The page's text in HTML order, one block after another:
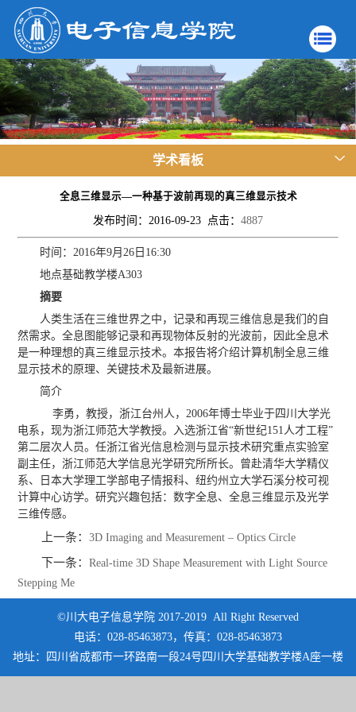
学术看板
全息三维显示—一种基于波前再现的真三维显示技术
发布时间：2016-09-23 点击： 4887
时间：2016年9月26日16:30
地点基础教学楼A303
摘要
人类生活在三维世界之中，记录和再现三维信息是我们的自
然需求。全息图能够记录和再现物体反射的光波前，因此全息术
是一种理想的真三维显示技术。本报告将介绍计算机制全息三维
显示技术的原理、关键技术及最新进展。
简介
李勇，教授，浙江台州人，2006年博士毕业于四川大学光
电系，现为浙江师范大学教授。入选浙江省“新世纪151人才工程”
第二层次人员。任浙江省光信息检测与显示技术研究重点实验室
副主任，浙江师范大学信息光学研究所所长。曾赴清华大学精仪
系、日本大学理工学部电子情报科、纽约州立大学石溪分校可视
计算中心访学。研究兴趣包括：数字全息、全息三维显示及光学
三维传感。
上一条：3D Imaging and Measurement – Optics Circle
下一条：Real-time 3D Shape Measurement with Light Source
Stepping Me
©川大电子信息学院 2017-2019 All Right Reserved
电话：028-85463873，传真：028-85463873
地址：四川省成都市一环路南一段24号四川大学基础教学楼A座一楼